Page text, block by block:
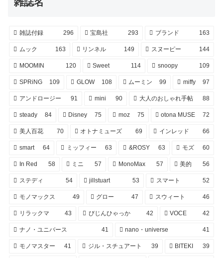
雑誌付録 296 宝島社 293 ブランド 163
ムック 163 リンネル 149 スヌーピー 144
MOOMIN 120 Sweet 114 snoopy 109
SPRiNG 109 GLOW 108 ムーミン 99 miffy 97
アンドロージー 91 mini 90 大人のおしゃれ手帖 88
steady 84 Disney 75 moz 75 otona MUSE 72
美人百花 70 オトナミューズ 69 インレッド 66
smart 64 ミッフィー 63 &ROSY 63 モズ 60
In Red 58 ミニ 57 MonoMax 57 美的 56
ステディ 54 jillstuart 53 スマート 52
モノマックス 49 グロー 47 スウィート 46
リラックマ 43 びじんひゃっか 42 VOCE 42
ナノ・ユニバース 41 nano・universe 41
モノマスター 41 ジル・スチュアート 39 BITEKI 39